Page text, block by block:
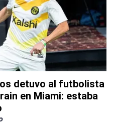
detuvo al futbolista
en Miami: estaba